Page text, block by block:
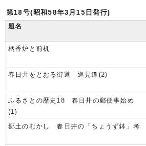
第18号(昭和58年3月15日発行)
題名
柄香炉と前机
春日井をとおる街道 巡見道(2)
ふるさとの歴史18 春日井の郵便事始め
(1)
郷土のむかし 春日井の「ちょうず鉢」考